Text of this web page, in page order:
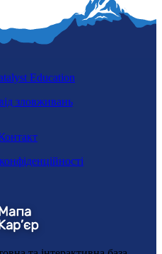
Education
зловживань